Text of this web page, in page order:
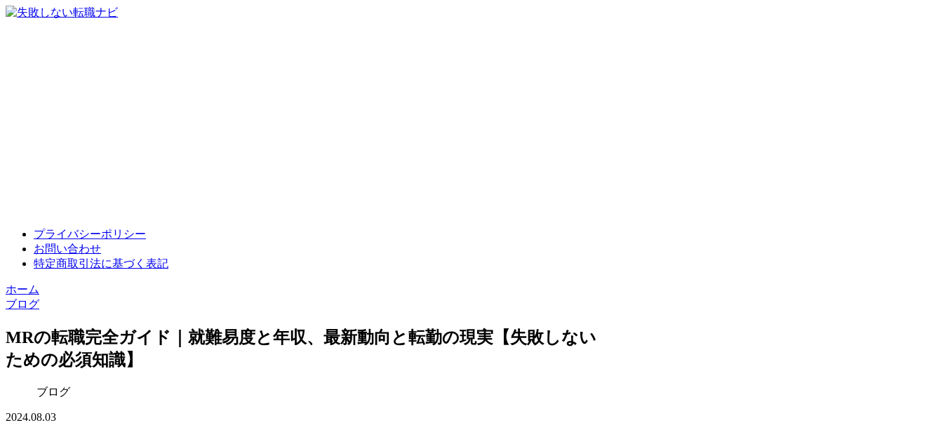
プライバシーポリシー
お問い合わせ
特定商取引法に基づく表記
ホーム
ブログ
MRの転職完全ガイド｜就難易度と年収、最新動向と転勤の現実【失敗しない
ための必須知識】
ブログ
2024.08.03